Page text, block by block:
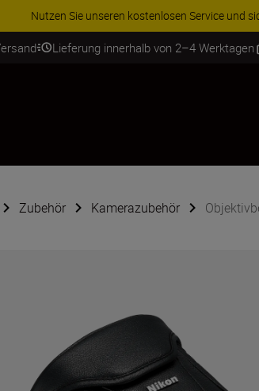
Nutzen Sie unseren kostenlosen Service und
Lieferung innerhalb von 2–4 Werktagen
Zubehör Kamerazubehör